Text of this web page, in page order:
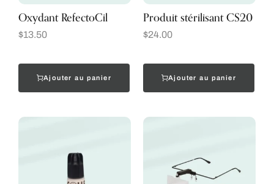
Oxydant RefectoCil
$13.50
Ajouter au panier
Produit stérilisant CS20
$24.00
Ajouter au panier